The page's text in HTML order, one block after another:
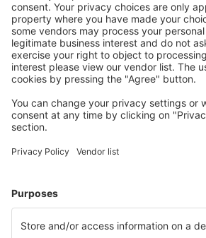
Kies uit meer dan 1,3 miljoen
jeugdherbergen, appartementen en
Hotels in de Verenigde Staten -
Hotels in Sevierville Hotels in